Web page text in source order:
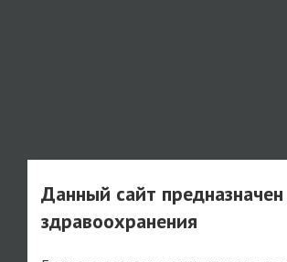
Данный сайт
здравоохранения